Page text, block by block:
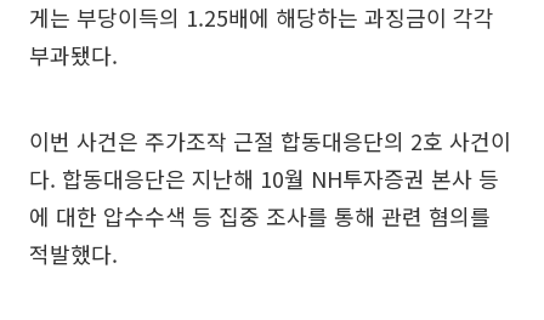
게는 부당이득의 1.25배에 해당하는 과징금이 각각
부과됐다.
이번 사건은 주가조작 근절 합동대응단의 2호 사건이
다. 합동대응단은 지난해 10월 NH투자증권 본사 등
에 대한 압수수색 등 집중 조사를 통해 관련 혐의를
적발했다.